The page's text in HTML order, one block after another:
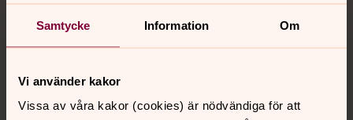
Samtycke Information Om
Vi använder kakor
Vissa av våra kakor (cookies) är nödvändiga för att
Öppet i Kulltorps kyrka
Vardagar klockan 7-18.